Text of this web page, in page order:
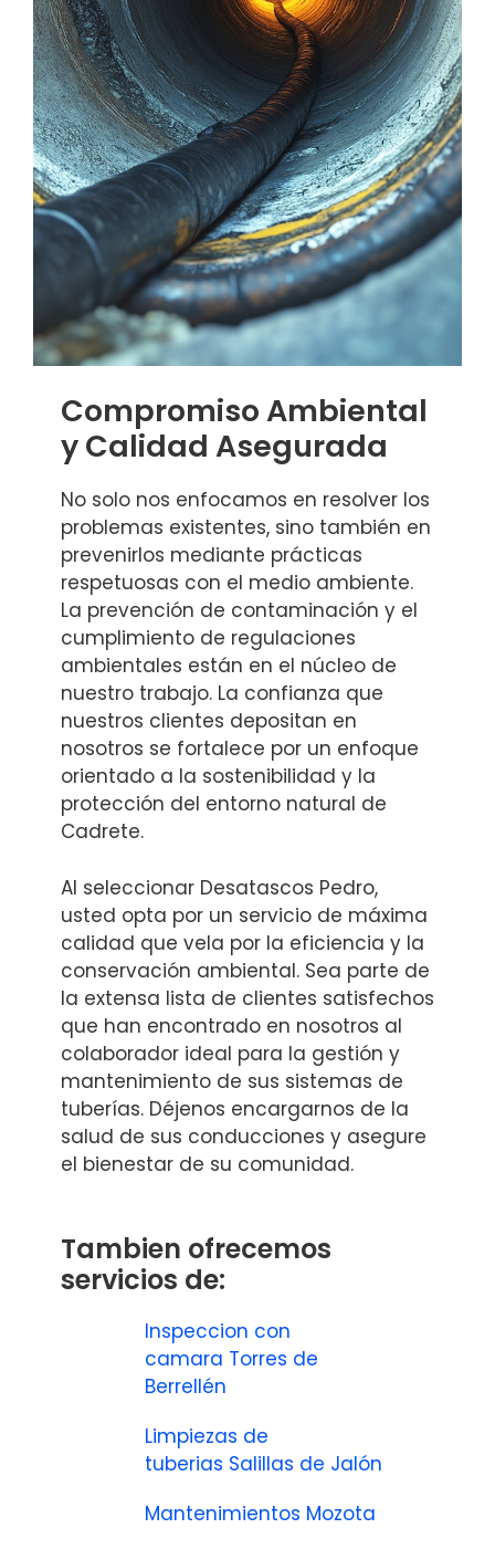
Compromiso Ambiental
y Calidad Asegurada
No solo nos enfocamos en resolver los
problemas existentes, sino también en
prevenirlos mediante prácticas
respetuosas con el medio ambiente.
La prevención de contaminación y el
cumplimiento de regulaciones
ambientales están en el núcleo de
nuestro trabajo. La confianza que
nuestros clientes depositan en
nosotros se fortalece por un enfoque
orientado a la sostenibilidad y la
protección del entorno natural de
Cadrete.
Al seleccionar Desatascos Pedro,
usted opta por un servicio de máxima
calidad que vela por la eficiencia y la
conservación ambiental. Sea parte de
la extensa lista de clientes satisfechos
que han encontrado en nosotros al
colaborador ideal para la gestión y
mantenimiento de sus sistemas de
tuberías. Déjenos encargarnos de la
salud de sus conducciones y asegure
el bienestar de su comunidad.
Tambien ofrecemos
servicios de:
Inspeccion con
camara Torres de
Berrellén
Limpiezas de
tuberias Salillas de Jalón
Mantenimientos Mozota